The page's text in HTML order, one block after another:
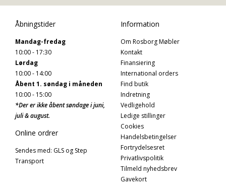
Åbningstider
Mandag-fredag
10:00 - 17:30
Lørdag
10:00 - 14:00
Åbent 1. søndag i måneden
10:00 - 15:00
*Der er ikke åbent søndage i juni,
juli & august.
Online ordrer
Sendes med: GLS og Step
Transport
Information
Om Rosborg Møbler
Kontakt
Finansiering
International orders
Find butik
Indretning
Vedligehold
Ledige stillinger
Cookies
Handelsbetingelser
Fortrydelsesret
Privatlivspolitik
Tilmeld nyhedsbrev
Gavekort